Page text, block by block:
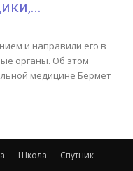
и направили его в
органы. Об этом
медицине Бермет
Школа
Спутник